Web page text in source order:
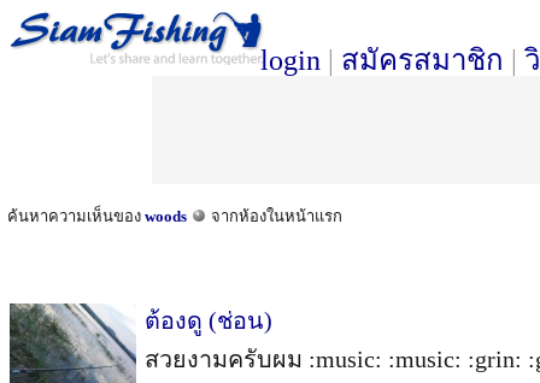
login | สมัครสมาชิก |
ค้นหาความเห็นของ woods จากห้องในหน้าแรก
ต้องดู (ช่อน)
สวยงามครับผม :music: :music: :grin: